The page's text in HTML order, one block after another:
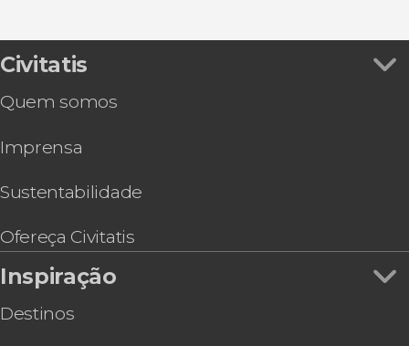
Gaia
Free tour por Vila Nova de Gaia
Civitatis
Quem somos
Imprensa
Sustentabilidade
Ofereça Civitatis
Inspiração
Destinos